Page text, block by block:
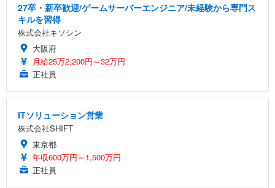
27卒・新卒歓迎/ゲームサーバーエンジニア/未経験から専門ス
キルを習得
株式会社キソシン
大阪府
月給25万2,200円～32万円
正社員
ITソリューション営業
株式会社SHIFT
東京都
年収600万円～1,500万円
正社員